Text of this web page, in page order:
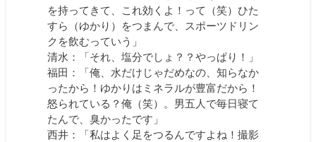
を持ってきて、これ効くよ！って（笑）ひた
すら（ゆかり）をつまんで、スポーツドリン
クを飲むっていう」
清水：「それ、塩分でしょ？？やっぱり！」
福田：「俺、水だけじゃだめなの、知らなか
ったから！ゆかりはミネラルが豊富だから！
怒られている？俺（笑）。男五人で毎日寝て
たんで、臭かったです」
西井：「私はよく足をつるんですよね！撮影